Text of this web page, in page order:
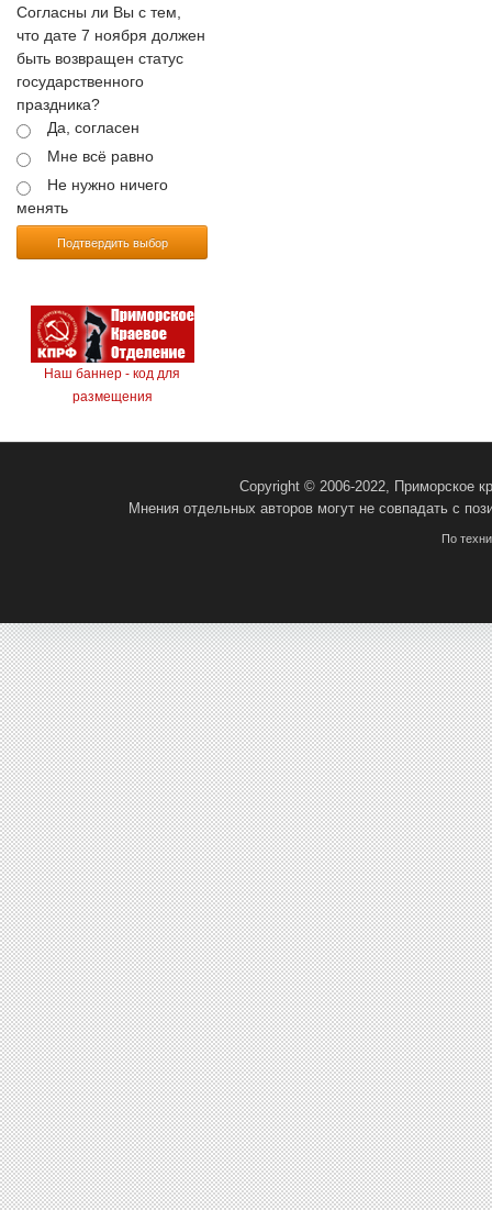
Согласны ли Вы с тем,
что дате 7 ноября должен
быть возвращен статус
государственного
праздника?
Да, согласен
Мне всё равно
Не нужно ничего
менять
Подтвердить выбор
Наш баннер - код для
размещения
Copyright © 2006-2022, Приморское
Мнения отдельных авторов могут не совпадать с
По